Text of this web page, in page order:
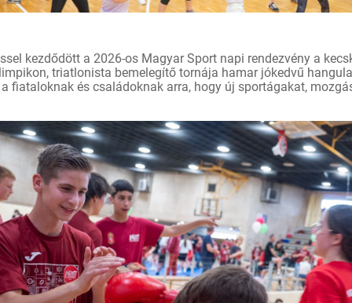
kezdődött a 2026-os Magyar Sport napi rendezvény a
triatlonista bemelegítő tornája hamar jókedvű
fiataloknak és családoknak arra, hogy új sportágakat,